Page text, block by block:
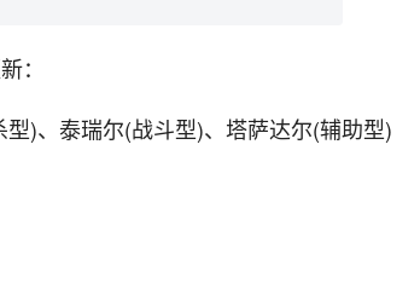
：
)、泰瑞尔(战斗型)、塔萨达尔(辅助型)